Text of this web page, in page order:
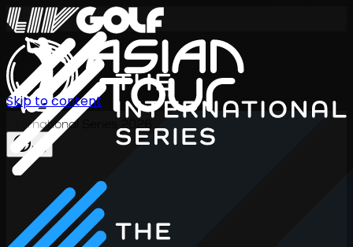
International Series 2026
KO
Skip to content